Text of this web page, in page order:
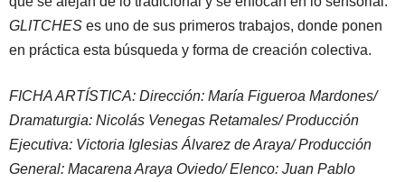
GLITCHES es uno de sus primeros trabajos, donde ponen
en práctica esta búsqueda y forma de creación colectiva.
FICHA ARTÍSTICA: Dirección: María Figueroa Mardones/
Dramaturgia: Nicolás Venegas Retamales/ Producción
Ejecutiva: Victoria Iglesias Álvarez de Araya/ Producción
General: Macarena Araya Oviedo/ Elenco: Juan Pablo